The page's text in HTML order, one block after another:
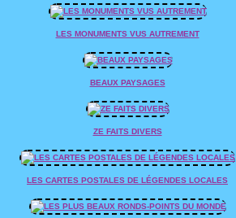
LES MONUMENTS VUS AUTREMENT
BEAUX PAYSAGES
ZE FAITS DIVERS
LES CARTES POSTALES DE LÉGENDES LOCALES